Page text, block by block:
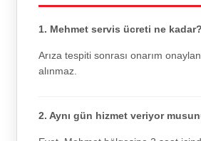
1. Mehmet servis ücreti ne kadar?
Arıza tespiti sonrası onarım
alınmaz.
2. Aynı gün hizmet veriyor